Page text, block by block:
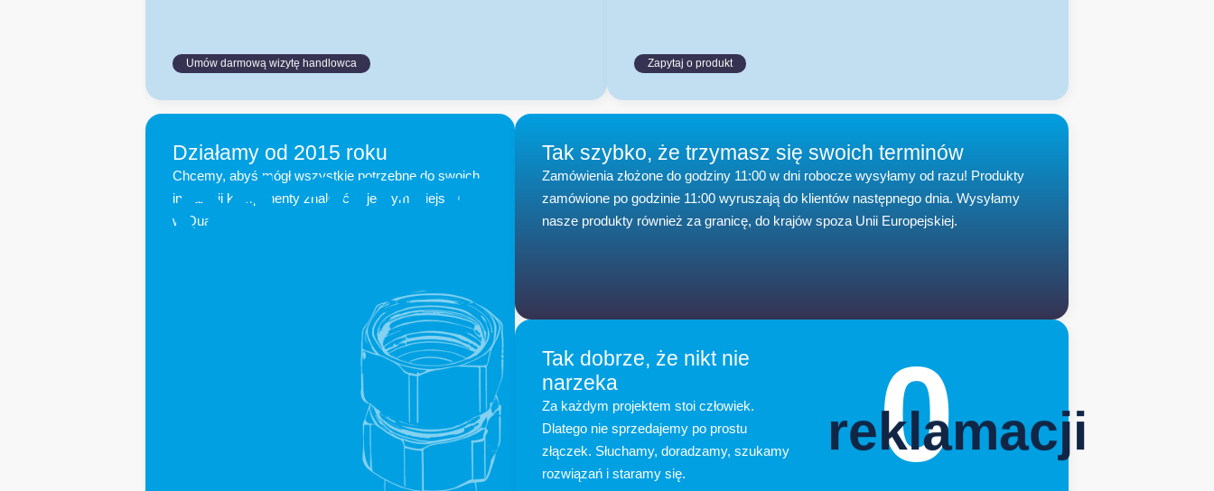
Umów darmową wizytę handlowca Zapytaj o produkt
Działamy od 2015 roku
Chcemy, abyś mógł wszystkie potrzebne do swoich
instalacji komponenty znaleźć w jednym miejscu –
w Qualt.
od 2015
Tak szybko, że trzymasz się swoich terminów
Zamówienia złożone do godziny 11:00 w dni robocze wysyłamy od razu! Produkty
zamówione po godzinie 11:00 wyruszają do klientów następnego dnia. Wysyłamy
nasze produkty również za granicę, do krajów spoza Unii Europejskiej.
Tak dobrze, że nikt nie
narzeka
Za każdym projektem stoi człowiek.
Dlatego nie sprzedajemy po prostu
złączek. Słuchamy, doradzamy, szukamy
rozwiązań i staramy się.
0
reklamacji